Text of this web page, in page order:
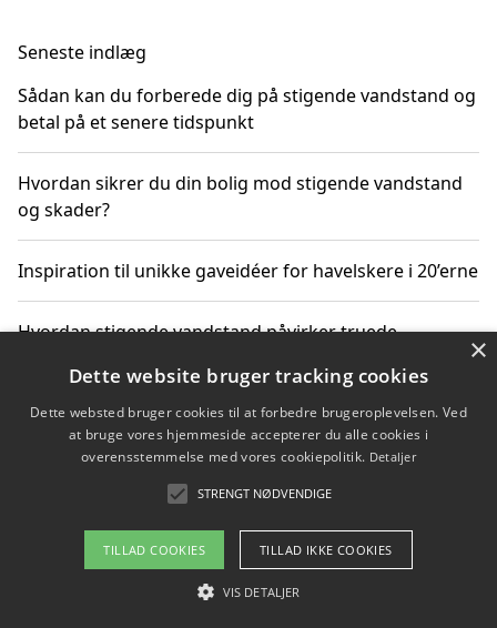
Seneste indlæg
Sådan kan du forberede dig på stigende vandstand og
betal på et senere tidspunkt
Hvordan sikrer du din bolig mod stigende vandstand
og skader?
Inspiration til unikke gaveidéer for havelskere i 20’erne
Hvordan stigende vandstand påvirker truede
Sådan vælger du de bedste vandrerygsække til
vandreture i Danmark
Copyright 2026 - Pilanto Aps
Om / kontakt
×
Dette website bruger tracking cookies
Dette websted bruger cookies til at forbedre brugeroplevelsen. Ved
at bruge vores hjemmeside accepterer du alle cookies i
overensstemmelse med vores cookiepolitik. Detaljer
STRENGT NØDVENDIGE
TILLAD COOKIES TILLAD IKKE COOKIES
VIS DETALJER